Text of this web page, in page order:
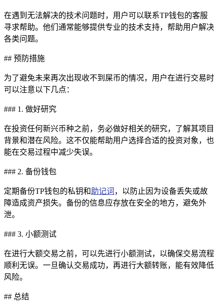
在遇到无法解决的技术问题时，用户可以联系TP钱包的客服
寻求帮助。他们通常能够提供专业的技术支持，帮助用户解决
各类问题。
## 预防措施
为了避免未来再次出现收不到屎币的情况，用户在进行交易时
可以注意以下几点：
### 1. 做好研究
在投资任何新兴币种之前，务必做好相关的研究，了解其项目
背景和潜在风险。这不仅能帮助用户选择合适的投资对象，也
能在交易过程中减少失误。
### 2. 备份钱包
定期备份TP钱包的私钥和助记词 ，以防止因为设备丢失或故
障造成资产损失。备份的信息应存放在安全的地方，避免外
泄。
### 3. 小额测试
在进行大额交易之前，可以先进行小额测试，以确保交易流程
顺利无误。一旦确认交易成功，再进行大额转账，能有效降低
风险。
## 总结